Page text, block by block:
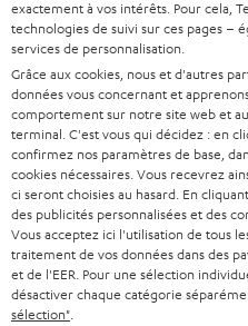
à
l
a
n
e
w
s
l
e
t
SYSTEMES COMPLETS HOME
BARRES DE SON
STEREO
SMART HOME
BLUETOOTH
CASQUES AUDIO
CASQUES BLUETOOTH AUDIO
SUPPORT
CARRIÈRE
PRESSE
B2B
BLOG
NEWSLETTER
Boutiques en ligne Teufel
ALLEMAGNE
AUTRICHE
SUISSE
PAYS-BAS
exactement à vos intérêts. Pour cela,
technologies de suivi sur ces pages –
services de personnalisation.
Grâce aux cookies, nous et d'autres
données vous concernant et
comportement sur notre site web et
terminal. C'est vous qui décidez : en
confirmez nos paramètres de base,
cookies nécessaires. Vous recevrez
ci seront choisies au hasard. En
des publicités personnalisées et des
Vous acceptez ici l'utilisation de tous
traitement de vos données dans des
et de l'EER. Pour une sélection
désactiver chaque catégorie
sélection"